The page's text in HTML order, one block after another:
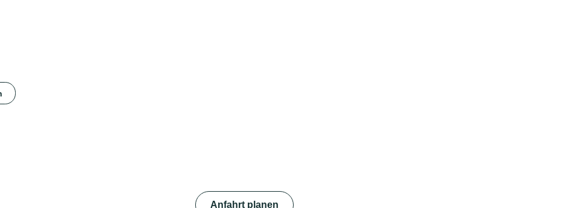
Anfahrt planen